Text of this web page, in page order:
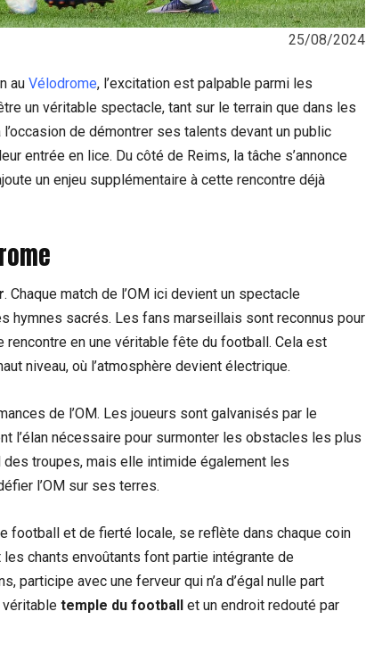
25/08/2024
au Vélodrome, l’excitation est palpable parmi les
un véritable spectacle, tant sur le terrain que dans les
l’occasion de démontrer ses talents devant un public
entrée en lice. Du côté de Reims, la tâche s’annonce
un enjeu supplémentaire à cette rencontre déjà
. Chaque match de l’OM ici devient un spectacle
hymnes sacrés. Les fans marseillais sont reconnus pour
en une véritable fête du football. Cela est
niveau, où l’atmosphère devient électrique.
de l’OM. Les joueurs sont galvanisés par le
l’élan nécessaire pour surmonter les obstacles les plus
des troupes, mais elle intimide également les
l’OM sur ses terres.
football et de fierté locale, se reflète dans chaque coin
chants envoûtants font partie intégrante de
participe avec une ferveur qui n’a d’égal nulle part
véritable temple du football et un endroit redouté par